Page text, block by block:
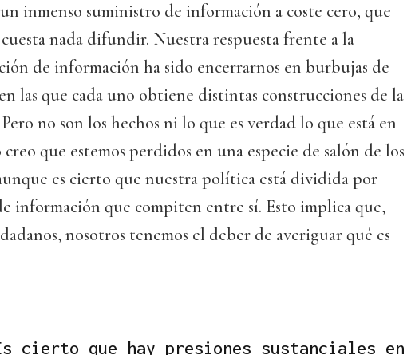
inmenso suministro de información a coste cero, que
nada difundir. Nuestra respuesta frente a la
de información ha sido encerrarnos en burbujas de
las que cada uno obtiene distintas construcciones de la
no son los hechos ni lo que es verdad lo que está en
que estemos perdidos en una especie de salón de los
es cierto que nuestra política está dividida por
información que compiten entre sí. Esto implica que,
nosotros tenemos el deber de averiguar qué es
cierto que hay presiones sustanciales en